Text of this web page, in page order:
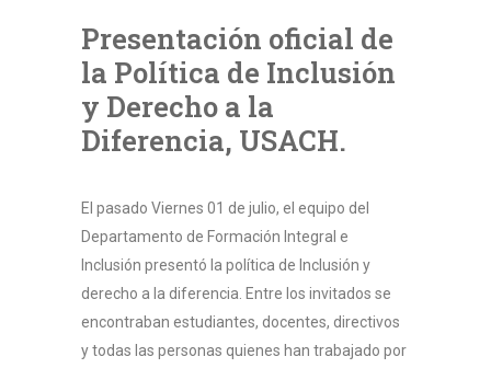
Presentación oficial de
la Política de Inclusión
y Derecho a la
Diferencia, USACH.
El pasado Viernes 01 de julio, el equipo del
Departamento de Formación Integral e
Inclusión presentó la política de Inclusión y
derecho a la diferencia. Entre los invitados se
encontraban estudiantes, docentes, directivos
y todas las personas quienes han trabajado por